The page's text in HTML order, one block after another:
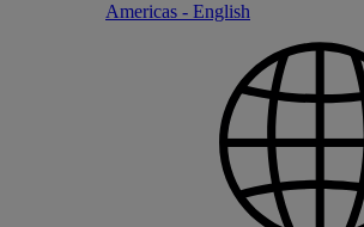
Americas - English